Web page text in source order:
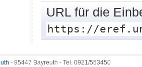
URL für die
https://
- 95447 Bayreuth - Tel. 0921/553450